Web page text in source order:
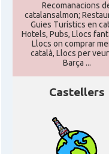
CAMON
CAMON
Casal
Casal
Recomanacions
catalansalmon;
Guies Turístics en
Hotels, Pubs, Llocs
Llocs on comprar
català, Llocs per
Barça ...
Castellers